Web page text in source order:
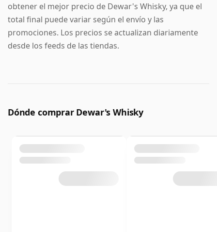
obtener el mejor precio de Dewar's Whisky, ya que el
total final puede variar según el envío y las
promociones. Los precios se actualizan diariamente
desde los feeds de las tiendas.
Dónde comprar Dewar's Whisky